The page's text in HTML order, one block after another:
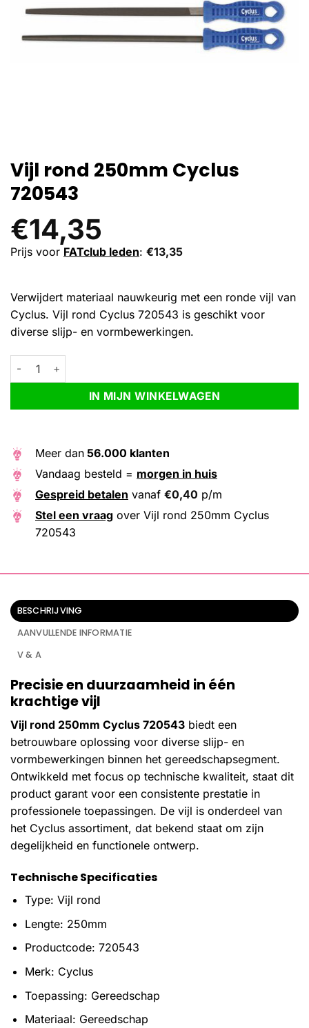
Vijl rond 250mm Cyclus
720543
€14,35
Prijs voor FATclub leden: €13,35
Verwijdert materiaal nauwkeurig met een ronde vijl van
Cyclus. Vijl rond Cyclus 720543 is geschikt voor
diverse slijp- en vormbewerkingen.
Vijl rond 250mm Cyclus 720543 aantal
IN MIJN WINKELWAGEN
Alternative:
Meer dan 56.000 klanten
Vandaag besteld = morgen in huis
Gespreid betalen vanaf €0,40 p/m
Stel een vraag over Vijl rond 250mm Cyclus
720543
BESCHRIJVING
AANVULLENDE INFORMATIE
V & A
Precisie en duurzaamheid in één
krachtige vijl
Vijl rond 250mm Cyclus 720543 biedt een
betrouwbare oplossing voor diverse slijp- en
vormbewerkingen binnen het gereedschapsegment.
Ontwikkeld met focus op technische kwaliteit, staat dit
product garant voor een consistente prestatie in
professionele toepassingen. De vijl is onderdeel van
het Cyclus assortiment, dat bekend staat om zijn
degelijkheid en functionele ontwerp.
Technische Specificaties
Type: Vijl rond
Lengte: 250mm
Productcode: 720543
Merk: Cyclus
Toepassing: Gereedschap
Materiaal: Gereedschap